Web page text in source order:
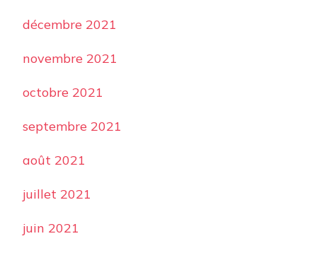
décembre 2021
novembre 2021
octobre 2021
septembre 2021
août 2021
juillet 2021
juin 2021